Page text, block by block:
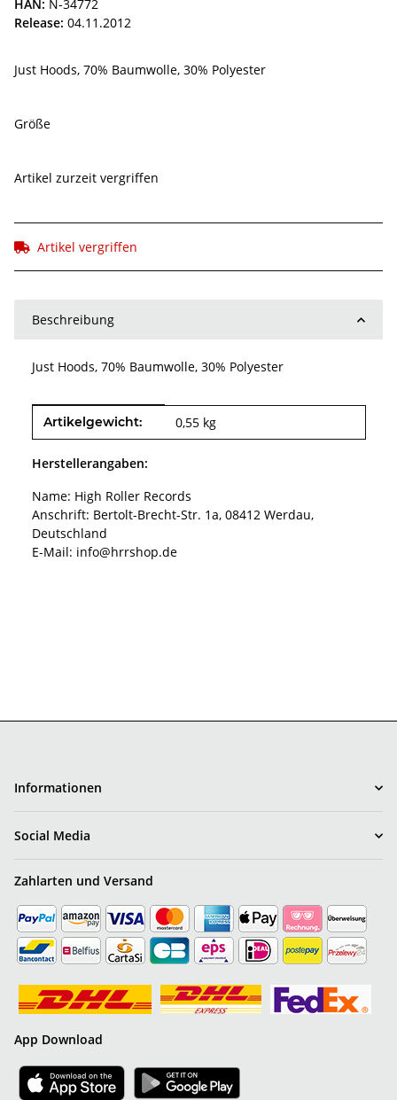
HAN: N-34772
Release: 04.11.2012
Just Hoods, 70% Baumwolle, 30% Polyester
Größe
Artikel zurzeit vergriffen
Artikel vergriffen
Beschreibung
Just Hoods, 70% Baumwolle, 30% Polyester
Produkteigenschaft
Wert
Artikelgewicht: 0,55 kg
Herstellerangaben:
Name: High Roller Records
Anschrift: Bertolt-Brecht-Str. 1a, 08412 Werdau,
Deutschland
E-Mail: info@hrrshop.de
Informationen
Social Media
Zahlarten und Versand
App Download